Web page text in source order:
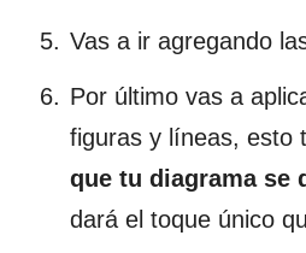
Vas a ir agregando
Por último vas a
figuras y líneas, esto
que tu diagrama se
dará el toque único